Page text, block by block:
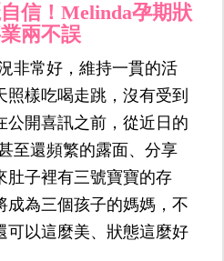
信！Melinda孕期狀
兩不誤
非常好，維持一貫的活
照樣吃喝走跳，沒有受到
公開喜訊之前，從近日的
至還頻繁的露面、分享
肚子裡有三號寶寶的存
成為三個孩子的媽媽，不
可以這麼美、狀態這麼好